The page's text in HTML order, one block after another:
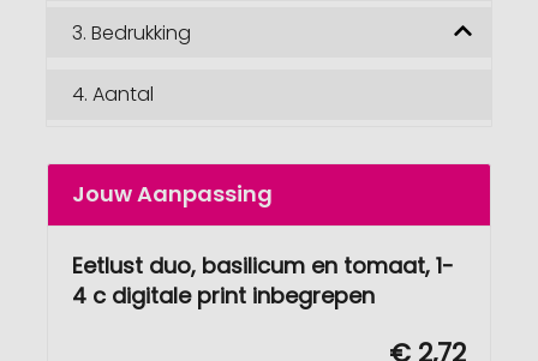
3. Bedrukking
4. Aantal
Jouw Aanpassing
Eetlust duo, basilicum en tomaat, 1-
4 c digitale print inbegrepen
€ 2,72